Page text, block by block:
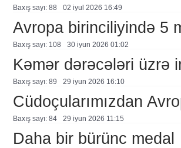
Baxış sayı: 88 02 i̇yul 2026 16:49
Avropa birinciliyində 5
Baxış sayı: 108 30 i̇yun 2026 01:02
Kəmər dərəcələri üzrə
Baxış sayı: 89 29 i̇yun 2026 16:10
Cüdoçularımızdan
Baxış sayı: 84 29 i̇yun 2026 11:15
Daha bir bürünc medal